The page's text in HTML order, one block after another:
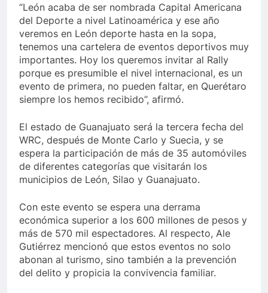
“León acaba de ser nombrada Capital Americana
del Deporte a nivel Latinoamérica y ese año
veremos en León deporte hasta en la sopa,
tenemos una cartelera de eventos deportivos muy
importantes. Hoy los queremos invitar al Rally
porque es presumible el nivel internacional, es un
evento de primera, no pueden faltar, en Querétaro
siempre los hemos recibido”, afirmó.
El estado de Guanajuato será la tercera fecha del
WRC, después de Monte Carlo y Suecia, y se
espera la participación de más de 35 automóviles
de diferentes categorías que visitarán los
municipios de León, Silao y Guanajuato.
Con este evento se espera una derrama
económica superior a los 600 millones de pesos y
más de 570 mil espectadores. Al respecto, Ale
Gutiérrez mencionó que estos eventos no solo
abonan al turismo, sino también a la prevención
del delito y propicia la convivencia familiar.